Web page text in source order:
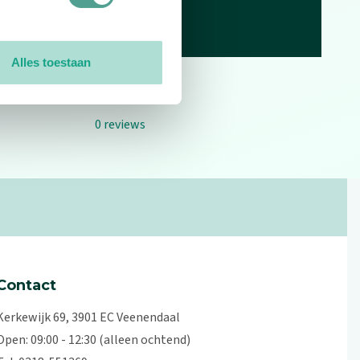
Alles toestaan
0 reviews
69, 3901 EC Veenendaal
09:00 - 12:30 (alleen ochtend)